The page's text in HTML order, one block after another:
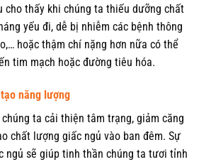
cho thấy khi chúng ta thiếu dưỡng chất
yếu đi, dễ bị nhiễm các bệnh thông
hoặc thậm chí nặng hơn nữa có thể
tim mạch hoặc đường tiêu hóa.
năng lượng
ta cải thiện tâm trạng, giảm căng
chất lượng giấc ngủ vào ban đêm. Sự
ngủ sẽ giúp tinh thần chúng ta tươi tỉnh